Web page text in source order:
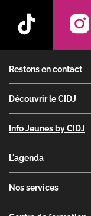
Restons en contact
Découvrir le CIDJ
Info Jeunes by CIDJ
L'agenda
Nos services